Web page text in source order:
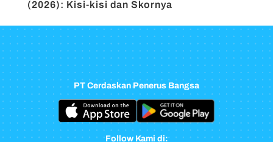
(2026): Kisi-kisi dan Skornya
PT Cerdaskan Penerus Bangsa
Follow Kami di: